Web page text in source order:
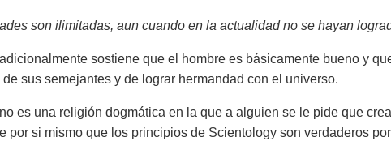
son ilimitadas, aun cuando en la actualidad no se hayan
sostiene que el hombre es básicamente bueno y
sus semejantes y de lograr hermandad con el universo.
es una religión dogmática en la que a alguien se le pide que
por si mismo que los principios de Scientology son verdaderos